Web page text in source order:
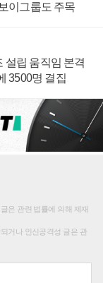
이그룹도 주목
설립 움직임 본격
3500명 결집
은 관련 법률에 의해 제재
거나 인신공격성 글은 관